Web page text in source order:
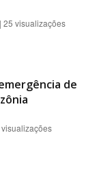
| 25 visualizações
de
visualizações